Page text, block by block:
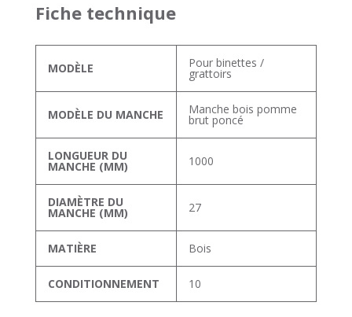
Fiche technique
MODÈLE Pour binettes /
grattoirs
MODÈLE DU MANCHE Manche bois pomme
brut poncé
LONGUEUR DU
MANCHE (MM) 1000
DIAMÈTRE DU
MANCHE (MM) 27
MATIÈRE Bois
CONDITIONNEMENT 10